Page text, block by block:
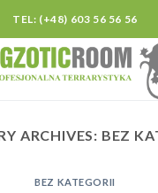
TEL: (+48) 603 56 56 56
ARCHIVES: BEZ
BEZ KATEGORII